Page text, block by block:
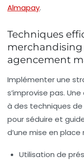
Almapay.
Techniques
agencement
Implémenter une
s’improvise pas.
à des techniques
pour séduire et
d’une mise en place
Utilisation de